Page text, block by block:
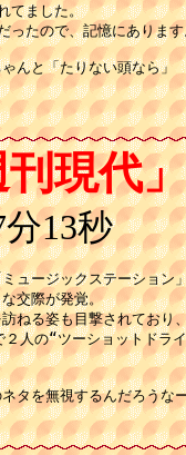
てました。
ったので、記憶にありま
んと「たりない頭なら」
現代」
13秒
ュージックステーション
交際が発覚。
ねる姿も目撃されており
人の“ツーショットドラ
タを無視するんだろうな